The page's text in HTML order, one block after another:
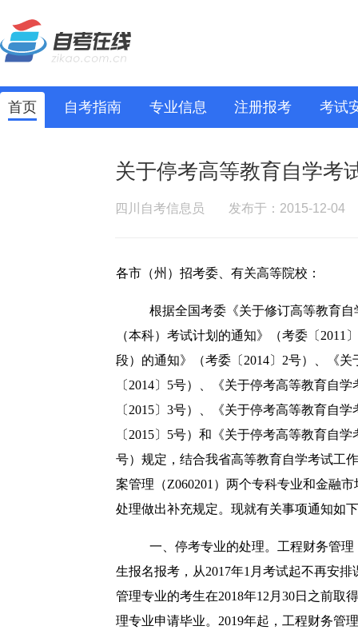
首页 自考指南 专业信息 注册报考 考试
关于停考高等教育自学考
四川自考信息员 发布于：2015-12-04
各市（州）招考委、有关高等院校：
根据全国考委《关于修订高等教育
（本科）考试计划的通知》（考委〔 2011 〕
段）的通知》（考委〔 2014〕 2号）、《关
〔 2014〕 5号）、《关于停考高等教育自学
〔 2015〕 3号）、《关于停考高等教育自学
〔 2015〕 5号）和《关于停考高等教育自学
号）规定，结合我省高等教育自学考试工
案管理（Z060201 ）两个专科专业和金融市
处理做出补充规定。现就有关事项通知如
一、停考专业的处理。 工程财务管理
生报名报考，从2017年1 月考试起不再安排
管理专业的考生在2018年12 月 30日之前取
理专业申请毕业。 2019年起，工程财务管